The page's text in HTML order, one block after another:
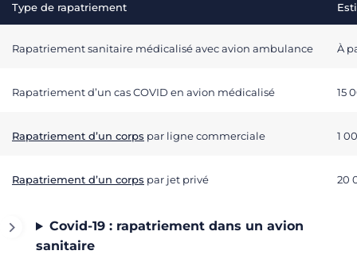
Type de rapatriement
Rapatriement sanitaire médicalisé avec avion ambulance À
Rapatriement d’un cas COVID en avion médicalisé 15
Rapatriement d’un corps par ligne commerciale 1
Rapatriement d’un corps par jet privé 20
Covid-19 : rapatriement dans un avion
sanitaire